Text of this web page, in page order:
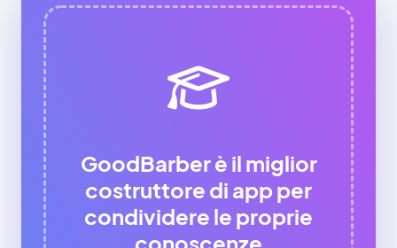
GoodBarber è il miglior
costruttore di app per
condividere le proprie
conoscenze